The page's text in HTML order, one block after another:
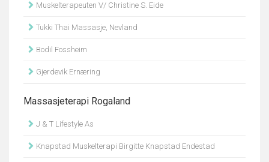
Muskelterapeuten V/ Christine S. Eide
Tukki Thai Massasje, Nevland
Bodil Fossheim
Gjerdevik Ernæring
Massasjeterapi Rogaland
J & T Lifestyle As
Knapstad Muskelterapi Birgitte Knapstad Endestad